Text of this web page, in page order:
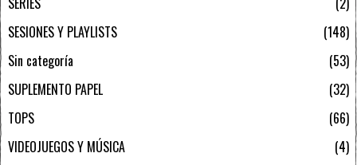
SESIONES Y PLAYLISTS
148
Sin categoría
53
SUPLEMENTO PAPEL
32
TOPS
66
VIDEOJUEGOS Y MÚSICA
4